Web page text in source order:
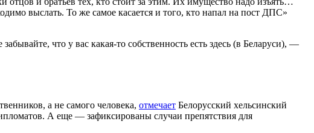
выслать. То же самое касается и того, кто напал на пост ДПС»
что у вас какая-то собственность есть здесь (в Беларуси), —
а не самого человека, отмечает Белорусский хельсинский
А еще — зафиксированы случаи препятствия для